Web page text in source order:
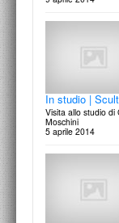
In studio |
Visita allo studio di
Moschini
5 aprile 2014